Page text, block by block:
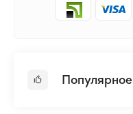
Популярное